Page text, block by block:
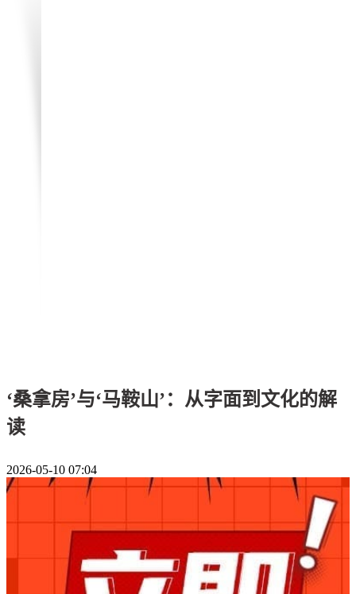
‘桑拿房’与‘马鞍山’：从字面到文化的解
读
2026-05-10 07:04